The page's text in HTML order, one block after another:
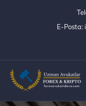
E-Posta: